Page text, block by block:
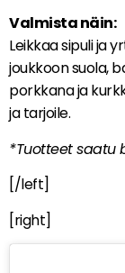
Valmista näin:
Leikkaa sipuli ja
joukkoon suola,
porkkana ja
ja tarjoile.
*Tuotteet saatu
[/left]
[right]